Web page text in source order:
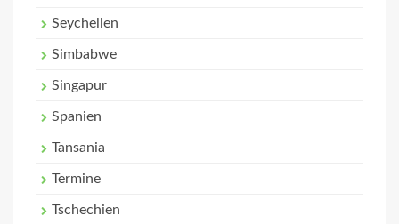
Seychellen
Simbabwe
Singapur
Spanien
Tansania
Termine
Tschechien